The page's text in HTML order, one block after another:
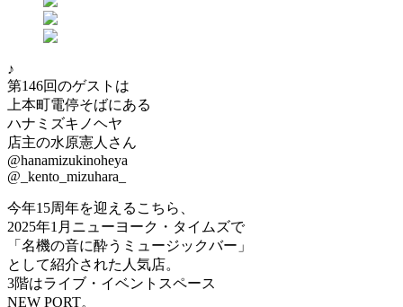
♪
第146回のゲストは
上本町電停そばにある
ハナミズキノヘヤ
店主の水原憲人さん
@hanamizukinoheya
@_kento_mizuhara_
今年15周年を迎えるこちら、
2025年1月ニューヨーク・タイムズで
「名機の音に酔うミュージックバー」
として紹介された人気店。
3階はライブ・イベントスペース
NEW PORT。